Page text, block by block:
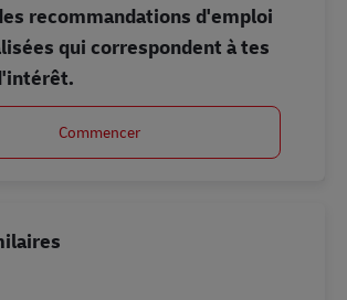
recommandations d'emploi
qui correspondent à tes
Commencer